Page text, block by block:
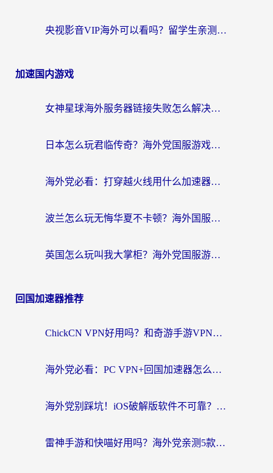
央视影音VIP海外可以看吗？留学生亲测有效的回国加速器选择指南
加速国内游戏
女神星球海外服务器链接失败怎么解决？海外党国服游戏加速避坑指南
日本怎么玩君临传奇？海外党国服游戏加速避坑指南（附菲律宾欧洲玩家实测）
海外党必看：打穿越火线用什么加速器？解决延迟卡顿，还能玩奇妙拼图世界和第五人格
波兰怎么玩无悔华夏不卡顿？海外国服游戏加速器终极指南（附征途2萤火突击解决方案）
英国怎么玩叫我大掌柜？海外党国服游戏加速避坑指南（附实测推荐）
回国加速器推荐
ChickCN VPN好用吗？和奇游手游VPN对比哪个回国效果更好？海外党亲测实用指南
海外党必看：PC VPN+回国加速器怎么选？无缝访问国内资源全攻略
海外党别踩坑！iOS破解版软件不可靠？教你选对回国加速器无缝看国内资源
雷神手游和快喵好用吗？海外党亲测5款回国加速器，附斧牛Bling对比+微信视频号解决办法